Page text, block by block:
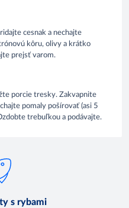
cesnak a nechajte
kôru, olivy a krátko
prejsť varom.
porcie tresky. Zakvapnite
pomaly pošírovať (asi 5
trebuľkou a podávajte.
s rybami